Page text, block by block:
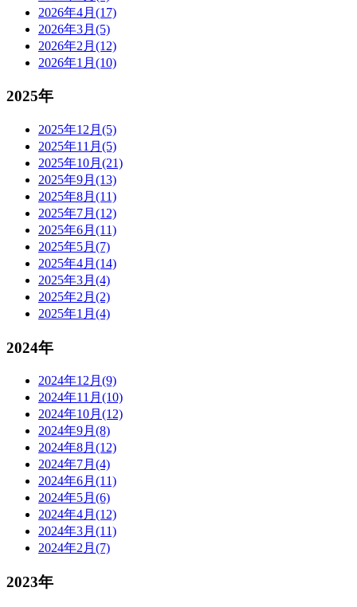
2026年4月(17)
2026年3月(5)
2026年2月(12)
2026年1月(10)
2025年
2025年12月(5)
2025年11月(5)
2025年10月(21)
2025年9月(13)
2025年8月(11)
2025年7月(12)
2025年6月(11)
2025年5月(7)
2025年4月(14)
2025年3月(4)
2025年2月(2)
2025年1月(4)
2024年
2024年12月(9)
2024年11月(10)
2024年10月(12)
2024年9月(8)
2024年8月(12)
2024年7月(4)
2024年6月(11)
2024年5月(6)
2024年4月(12)
2024年3月(11)
2024年2月(7)
2023年